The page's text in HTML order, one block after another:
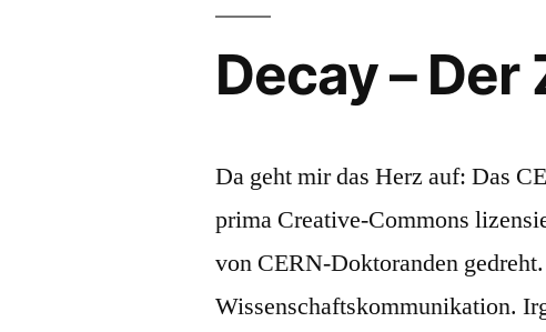
Decay – Der
Da geht mir das Herz auf: Das
prima Creative-Commons
von CERN-Doktoranden
Wissenschaftskommunikation.